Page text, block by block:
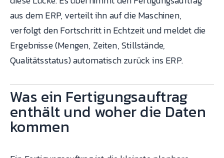
aus dem ERP, verteilt ihn auf die Maschinen,
verfolgt den Fortschritt in Echtzeit und meldet die
Ergebnisse (Mengen, Zeiten, Stillstände,
Qualitätsstatus) automatisch zurück ins ERP.
Was ein Fertigungsauftrag
enthält und woher die Daten
kommen